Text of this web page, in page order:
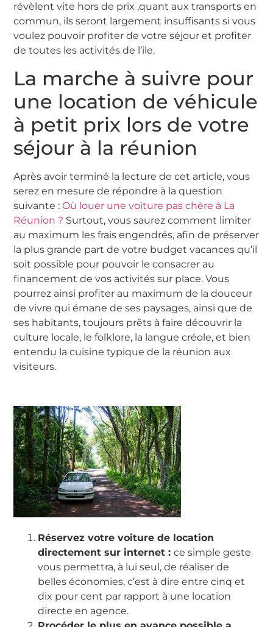
révèlent vite hors de prix ,quant aux transports en
commun, ils seront largement insuffisants si vous
voulez pouvoir profiter de votre séjour et profiter
de toutes les activités de l’ile.
La marche à suivre pour
une location de véhicule
à petit prix lors de votre
séjour à la réunion
Après avoir terminé la lecture de cet article, vous
serez en mesure de répondre à la question
suivante :Où louer une voiture pas chère à La
Réunion ? Surtout, vous saurez comment limiter
au maximum les frais engendrés, afin de préserver
la plus grande part de votre budget vacances qu’il
soit possible pour pouvoir le consacrer au
financement de vos activités sur place. Vous
pourrez ainsi profiter au maximum de la douceur
de vivre qui émane de ses paysages, ainsi que de
ses habitants, toujours prêts à faire découvrir la
culture locale, le folklore, la langue créole, et bien
entendu la cuisine typique de la réunion aux
visiteurs.
Réservez votre voiture de location
directement sur internet :ce simple geste
vous permettra, à lui seul, de réaliser de
belles économies, c’est à dire entre cinq et
dix pour cent par rapport à une location
directe en agence.